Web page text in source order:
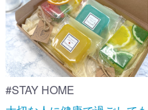
#STAY HOME